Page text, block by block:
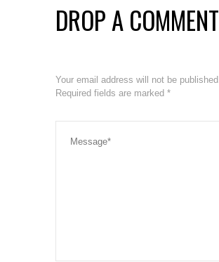
DROP A COMMENT
Your email address will not be published.
Required fields are marked *